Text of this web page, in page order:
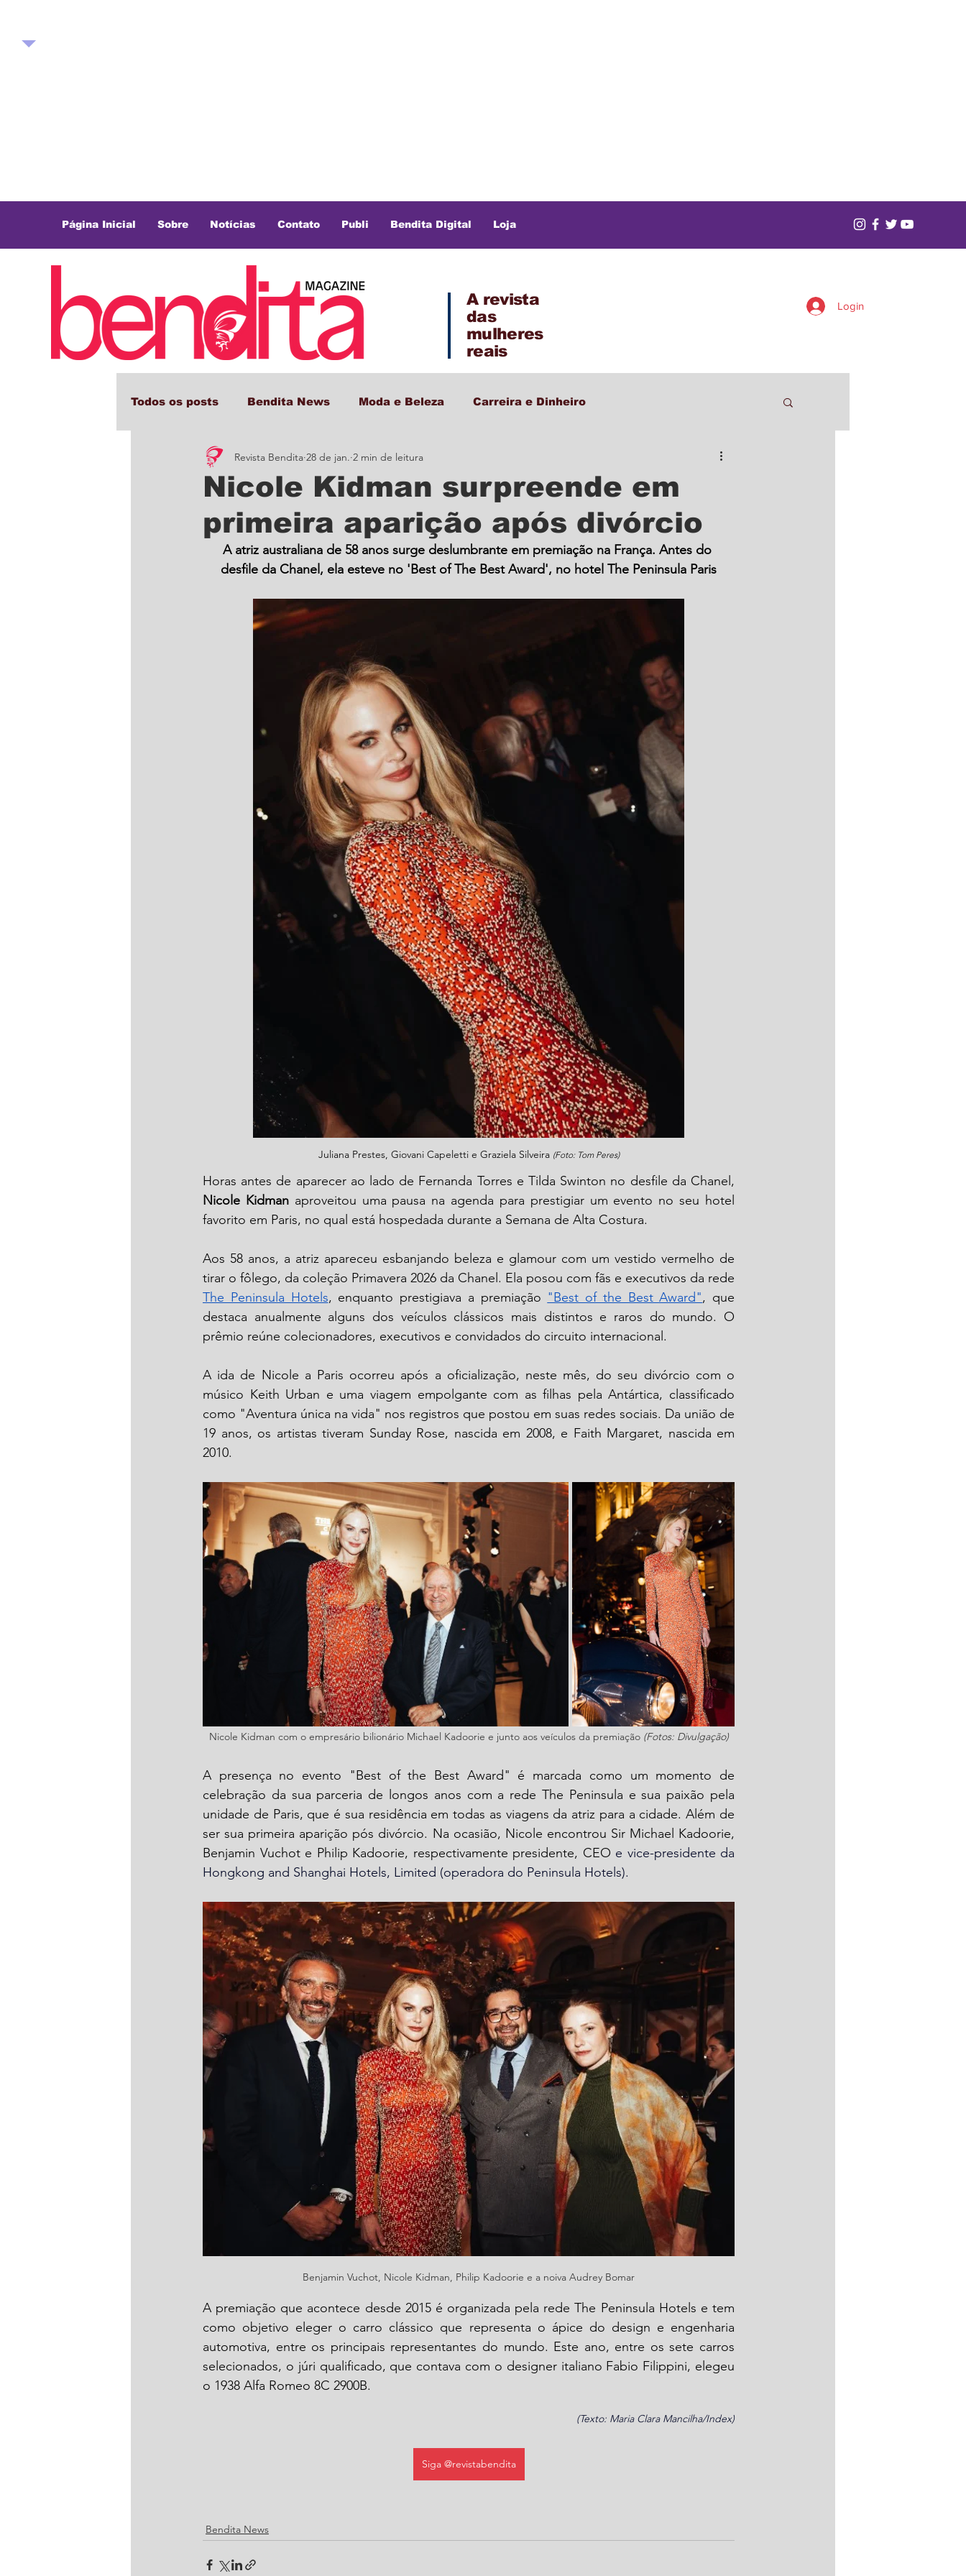
Página Inicial Sobre Notícias Contato Publi Bendita Digital Loja
A revista
das
mulheres
reais
Login
Todos os posts Bendita News Moda e Beleza Carreira e Dinheiro
Comportamento e Cultura Decor + Gastro + Turismo
Nicole Kidman surpreende em
primeira aparição após divórcio
Revista Bendita 28 de jan. 2 min de leitura
A atriz australiana de 58 anos surge deslumbrante em premiação na França. Antes do
desfile da Chanel, ela esteve no 'Best of The Best Award', no hotel The Peninsula Paris
Juliana Prestes, Giovani Capeletti e Graziela Silveira (Foto: Tom Peres)
Nicole Kidman aproveitou uma pausa na agenda para prestigiar um evento no seu hotel
favorito em Paris, no qual está hospedada durante a Semana de Alta Costura.
Aos 58 anos, a atriz apareceu esbanjando beleza e glamour com um vestido vermelho de
The Peninsula Hotels, enquanto prestigiava a premiação "Best of the Best Award", que
destaca anualmente alguns dos veículos clássicos mais distintos e raros do mundo. O
prêmio reúne colecionadores, executivos e convidados do circuito internacional.
A ida de Nicole a Paris ocorreu após a oficialização, neste mês, do seu divórcio com o
músico Keith Urban e uma viagem empolgante com as filhas pela Antártica, classificado
como "Aventura única na vida" nos registros que postou em suas redes sociais. Da união de
19 anos, os artistas tiveram Sunday Rose, nascida em 2008, e Faith Margaret, nascida em
2010.
Nicole Kidman com o empresário bilionário Michael Kadoorie e junto aos veículos da premiação (Fotos: Divulgação)
A presença no evento "Best of the Best Award" é marcada como um momento de
celebração da sua parceria de longos anos com a rede The Peninsula e sua paixão pela
unidade de Paris, que é sua residência em todas as viagens da atriz para a cidade. Além de
ser sua primeira aparição pós divórcio. Na ocasião, Nicole encontrou Sir Michael Kadoorie,
Benjamin Vuchot e Philip Kadoorie, respectivamente presidente, CEO
Hongkong and Shanghai Hotels, Limited (operadora do Peninsula Hotels).
Benjamin Vuchot, Nicole Kidman, Philip Kadoorie e a noiva Audrey Bomar
A premiação que acontece desde 2015 é organizada pela rede The Peninsula Hotels e tem
como objetivo eleger o carro clássico que representa o ápice do design e engenharia
automotiva, entre os principais representantes do mundo. Este ano, entre os sete carros
selecionados, o júri qualificado, que contava com o designer italiano Fabio Filippini, elegeu
o 1938 Alfa Romeo 8C 2900B.
(Texto: Maria Clara Mancilha/Index)
Siga @revistabendita
Bendita News